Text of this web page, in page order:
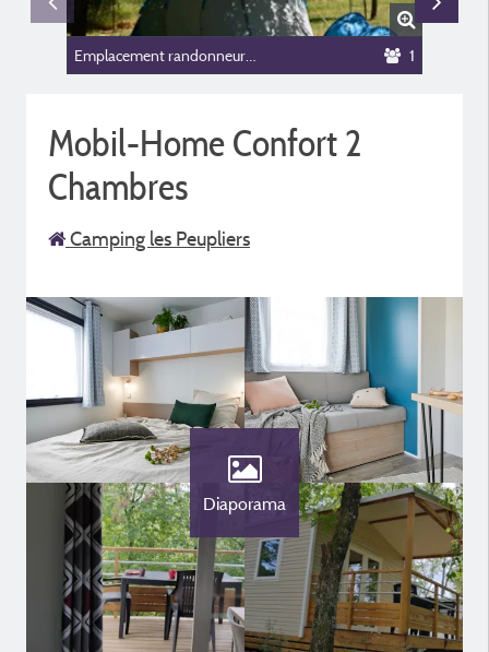
1
Mobil-Home Confort 2
Chambres
Camping les Peupliers
Diaporama